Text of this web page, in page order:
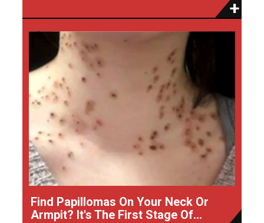
Find Papillomas On Your Neck Or
Armpit? It's The First Stage Of...